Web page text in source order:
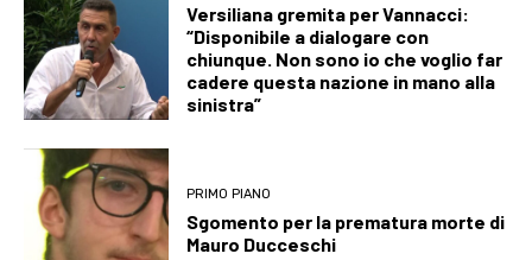
Versiliana gremita per Vannacci:
“Disponibile a dialogare con
chiunque. Non sono io che voglio far
cadere questa nazione in mano alla
sinistra”
PRIMO PIANO
Sgomento per la prematura morte di
Mauro Ducceschi